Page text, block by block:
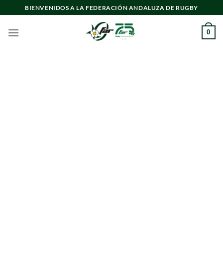
al
contenido
BIENVENIDOS A LA FEDERACIÓN ANDALUZA DE RUGBY
0